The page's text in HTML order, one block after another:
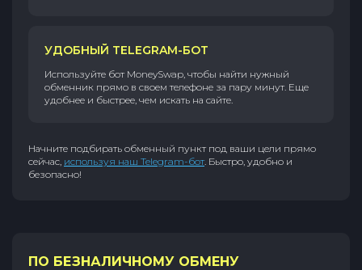
УДОБНЫЙ TELEGRAM-БОТ
Используйте бот MoneySwap, чтобы найти нужный
обменник прямо в своем телефоне за пару минут. Еще
удобнее и быстрее, чем искать на сайте.
Начните подбирать обменный пункт под ваши цели прямо
сейчас, используя наш Telegram-бот. Быстро, удобно и
безопасно!
ПО БЕЗНАЛИЧНОМУ ОБМЕНУ